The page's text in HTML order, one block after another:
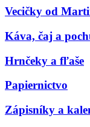
Vecičky od
Káva, čaj a
Hrnčeky a fľaše
Papiernictvo
Zápisníky a